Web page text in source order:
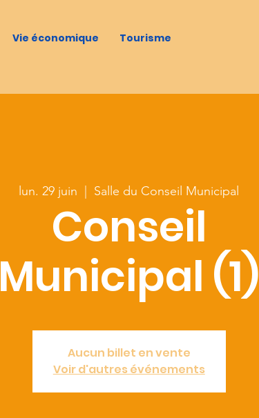
Vie économique Tourisme
lun. 29 juin Salle du Conseil Municipal
Conseil
Municipal (1)
Aucun billet en vente
Voir d'autres événements